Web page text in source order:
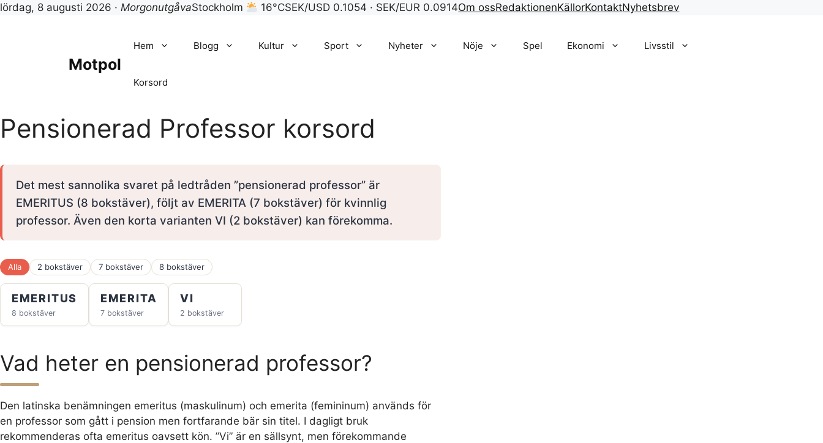
lördag, 8 augusti 2026 · MorgonutgåvaStockholm 16°CSEK/USD 0.1054 · SEK/EUR 0.0914Om ossRedaktionenKällorKontaktNyhetsbrev
Motpol
Hem Blogg Kultur Sport Nyheter Nöje Spel Ekonomi Livsstil
Korsord
Pensionerad Professor korsord
Det mest sannolika svaret på ledtråden ”pensionerad professor” är
EMERITUS (8 bokstäver), följt av EMERITA (7 bokstäver) för kvinnlig
professor. Även den korta varianten VI (2 bokstäver) kan förekomma.
Alla 2 bokstäver 7 bokstäver 8 bokstäver
EMERITUS
8 bokstäver
EMERITA
7 bokstäver
VI
2 bokstäver
Vad heter en pensionerad professor?
Den latinska benämningen emeritus (maskulinum) och emerita (femininum) används för
en professor som gått i pension men fortfarande bär sin titel. I dagligt bruk
rekommenderas ofta emeritus oavsett kön. ”Vi” är en sällsynt, men förekommande